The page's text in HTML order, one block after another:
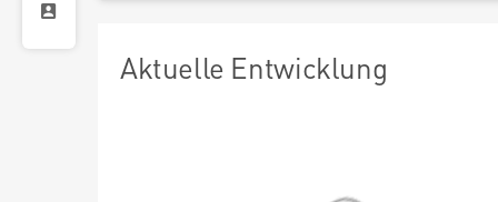
Aktuelle Entwicklung